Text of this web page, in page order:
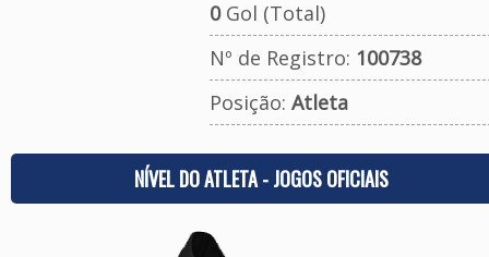
0Gol (Total)
Nº de Registro: 100738
Posição: Atleta
NÍVEL DO ATLETA - JOGOS OFICIAIS